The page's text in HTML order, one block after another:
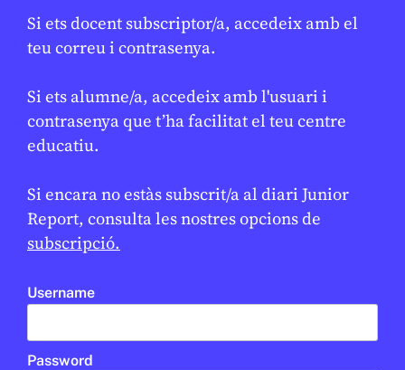
Si ets docent subscriptor/a, accedeix amb el
teu correu i contrasenya.
Si ets alumne/a, accedeix amb l'usuari i
contrasenya que t’ha facilitat el teu centre
educatiu.
Si encara no estàs subscrit/a al diari Junior
Report, consulta les nostres opcions de
subscripció.
Username
Password
Tret de sortida als Jocs Olímpics
d’hivern amb 3.000 esportistes i
nous esports
ÀNGELA ZORRILLA 6 DE FEBRER DE 2026 · 6:01
2N CICLE ESO